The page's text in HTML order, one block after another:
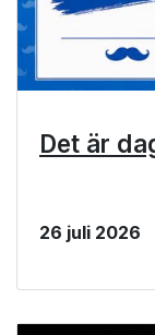
Det är
26 juli 2026